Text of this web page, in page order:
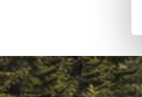
s
a
l